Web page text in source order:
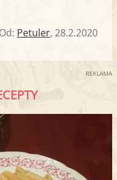
Od: Petuler, 28.2.2020
REKLAMA